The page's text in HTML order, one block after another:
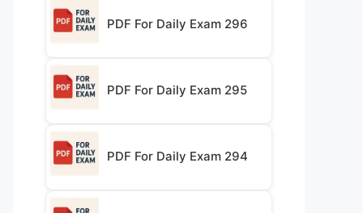
PDF For Daily Exam 296
PDF For Daily Exam 295
PDF For Daily Exam 294